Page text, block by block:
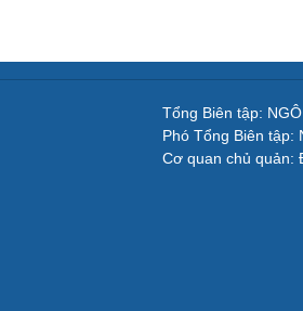
Tổng Biên tập:
Phó Tổng Biên tập:
Cơ quan chủ quản: